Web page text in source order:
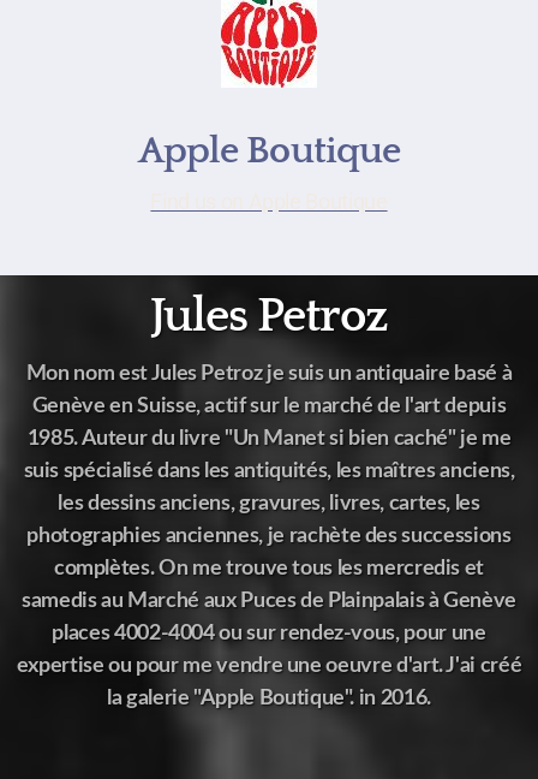
Apple Boutique
Jules Petroz
Mon nom est Jules Petroz je suis un antiquaire basé à
Genève en Suisse, actif sur le marché de l'art depuis
1985. Auteur du livre "Un Manet si bien caché" je me
suis spécialisé dans les antiquités, les maîtres anciens,
les dessins anciens, gravures, livres, cartes, les
photographies anciennes, je rachète des successions
complètes. On me trouve tous les mercredis et
samedis au Marché aux Puces de Plainpalais à Genève
places 4002-4004 ou sur rendez-vous, pour une
expertise ou pour me vendre une oeuvre d'art. J'ai créé
la galerie "Apple Boutique". in 2016.